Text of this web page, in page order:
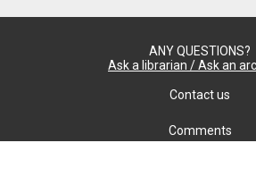
ANY QUESTIONS?
Ask a librarian / Ask an
Contact us
Comments